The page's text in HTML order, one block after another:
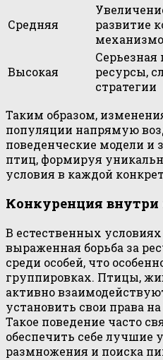
Средняя
развитие
Высокая
Серьезная
ресурсы,
стратегии
Таким образом,
популяции напрямую
поведенческие модели
птиц, формируя
условия в каждой
Конкуренция внутри
В естественных
выраженная борьба за
среди особей, что
группировках. Птицы,
активно
установить свои права
Такое поведение часто
обеспечить себе лучшие
размножения и поиска